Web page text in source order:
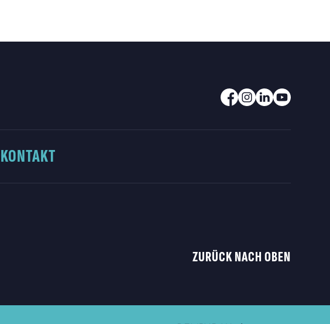
KONTAKT
ZURÜCK NACH OBEN